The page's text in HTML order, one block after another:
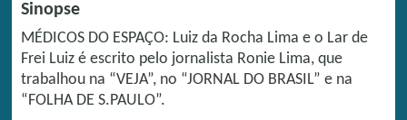
Sinopse
MÉDICOS DO ESPAÇO: Luiz da Rocha Lima e o Lar de
Frei Luiz é escrito pelo jornalista Ronie Lima, que
trabalhou na “VEJA”, no “JORNAL DO BRASIL” e na
“FOLHA DE S.PAULO”.